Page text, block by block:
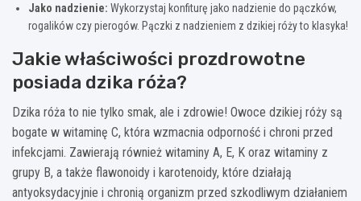
Jako nadzienie: Wykorzystaj konfiturę jako nadzienie do pączków,
rogalików czy pierogów. Pączki z nadzieniem z dzikiej róży to klasyka!
Jakie właściwości prozdrowotne
posiada dzika róża?
Dzika róża to nie tylko smak, ale i zdrowie! Owoce dzikiej róży są
bogate w witaminę C, która wzmacnia odporność i chroni przed
infekcjami. Zawierają również witaminy A, E, K oraz witaminy z
grupy B, a także flawonoidy i karotenoidy, które działają
antyoksydacyjnie i chronią organizm przed szkodliwym działaniem